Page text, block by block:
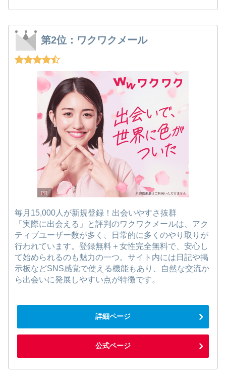
第2位：ワクワクメール
毎月15,000人が新規登録！出会いやすさ抜群
「実際に出会える」と評判のワクワクメールは、アク
ティブユーザー数が多く、日常的に多くのやり取りが
行われています。登録無料＋女性完全無料で、安心し
て始められるのも魅力の一つ。サイト内には日記や掲
示板などSNS感覚で使える機能もあり、自然な交流か
ら出会いに発展しやすい点が特徴です。
詳細ページ
公式ページ